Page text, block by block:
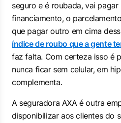
seguro e é roubada, vai
financiamento, o
que pagar outro em cima
índice de roubo que a gente
faz falta. Com certeza isso é
nunca ficar sem celular, em
complementa.
A seguradora AXA é outra
disponibilizar aos clientes do